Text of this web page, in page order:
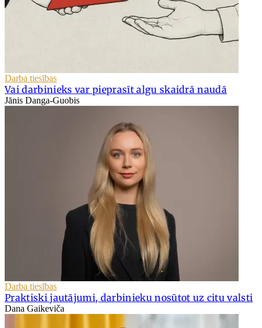
Darba tiesības
Vai darbinieks var pieprasīt algu skaidrā naudā
Jānis Danga-Guobis
Darba tiesības
Praktiski jautājumi, darbinieku nosūtot uz citu valsti
Dana Gaikeviča